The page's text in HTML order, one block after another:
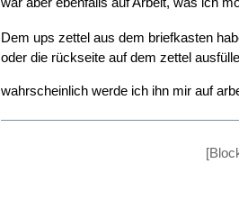
Dem ups zettel aus dem briefkasten
oder die rückseite auf dem zettel
wahrscheinlich werde ich ihn mir auf